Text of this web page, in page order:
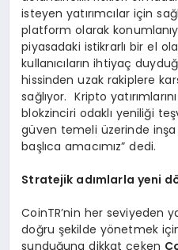
isteyen yatırımcılar için
platform olarak
piyasadaki istikrarlı bir el
kullanıcıların ihtiyaç
hissinden uzak rakiplere
sağlıyor. Kripto
blokzinciri odaklı yeniliği
güven temeli üzerinde
başlıca amacımız” dedi.
Stratejik adımlarla yeni d
CoinTR’nin her seviyeden
doğru şekilde yönetmek
sunduğuna dikkat çeken